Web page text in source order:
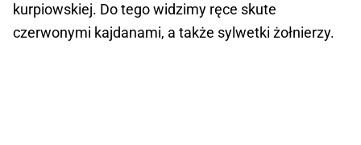
kurpiowskiej. Do tego widzimy ręce skute
czerwonymi kajdanami, a także sylwetki żołnierzy.